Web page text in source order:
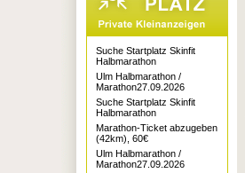
Suche Startplatz Skinfit
Halbmarathon
Ulm Halbmarathon /
Marathon27.09.2026
Suche Startplatz Skinfit
Halbmarathon
Marathon-Ticket abzugeben
(42km), 60€
Ulm Halbmarathon /
Marathon27.09.2026